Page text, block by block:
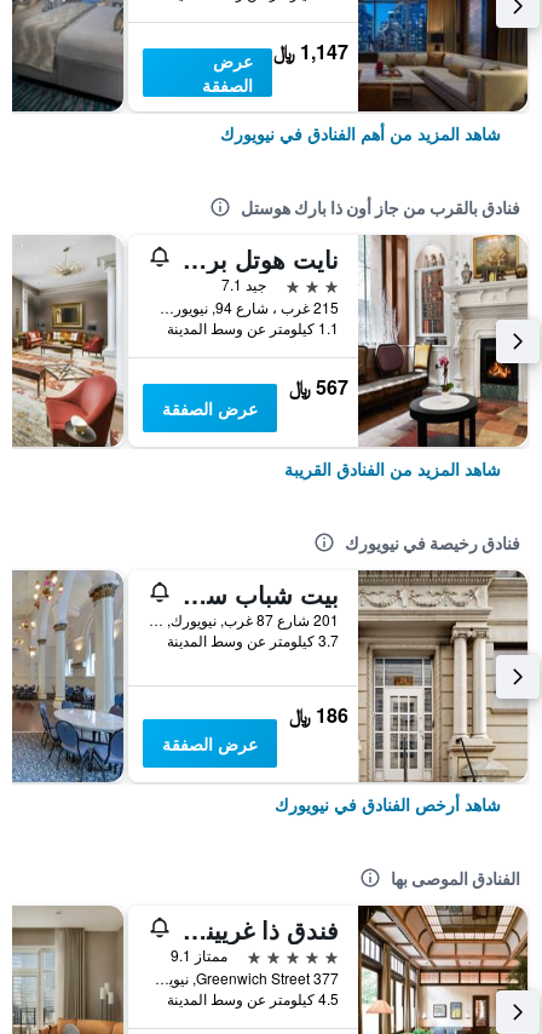
1,147 ﷼
عرض
الصفقة
شاهد المزيد من أهم الفنادق في نيويورك
فنادق بالقرب من جاز أون ذا بارك هوستل
نايت هوتل برودواي
3 نجوم
جيد 7.1
215 غرب ، شارع 94, نيويورك, NY, الولايات المتحدة الأميريكية
1.1 كيلومتر عن وسط المدينة
567 ﷼
عرض الصفقة
شاهد المزيد من الفنادق القريبة
فنادق رخيصة في نيويورك
بيت شباب سنترال بارك ويست
201 شارع 87 غرب, نيويورك, NY, الولايات المتحدة الأميريكية
3.7 كيلومتر عن وسط المدينة
186 ﷼
عرض الصفقة
شاهد أرخص الفنادق في نيويورك
الفنادق الموصى بها
فندق ذا غريينيتش
5 نجوم
ممتاز 9.1
377 Greenwich Street, نيويورك, NY, الولايات المتحدة الأميريكية
4.5 كيلومتر عن وسط المدينة